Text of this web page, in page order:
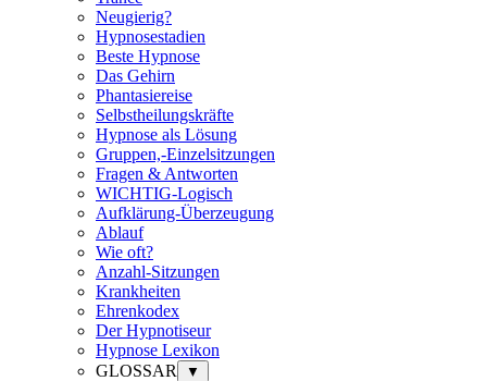
Neugierig?
Hypnosestadien
Beste Hypnose
Das Gehirn
Phantasiereise
Selbstheilungskräfte
Hypnose als Lösung
Gruppen,-Einzelsitzungen
Fragen & Antworten
WICHTIG-Logisch
Aufklärung-Überzeugung
Ablauf
Wie oft?
Anzahl-Sitzungen
Krankheiten
Ehrenkodex
Der Hypnotiseur
Hypnose Lexikon
GLOSSAR
▼